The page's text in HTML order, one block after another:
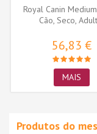
Royal Canin
Cão, Seco,
56,83 €
MAIS
Produtos do